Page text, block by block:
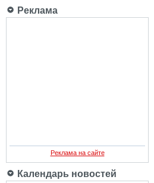
Реклама
Реклама на сайте
Календарь новостей